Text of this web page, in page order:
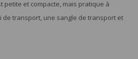
petite et compacte, mais pratique à
de transport, une sangle de transport et